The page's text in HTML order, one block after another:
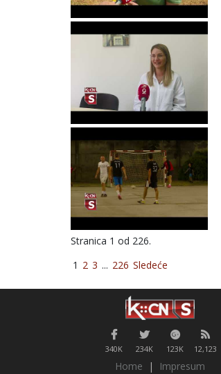
Stranica 1 od 226.
1 2 3 ... 226 Sledeće
340K 234K 123K 12,123
Home | Impresum